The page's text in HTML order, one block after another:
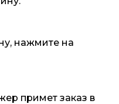
нажмите на
примет заказ в